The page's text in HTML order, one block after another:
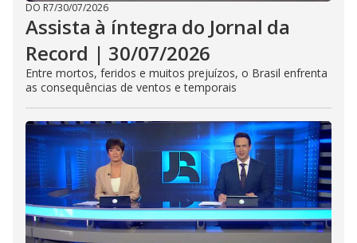
DO R7/30/07/2026
Assista à íntegra do Jornal da
Record | 30/07/2026
Entre mortos, feridos e muitos prejuízos, o Brasil enfrenta
as consequências de ventos e temporais